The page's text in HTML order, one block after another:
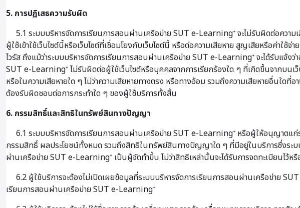
5. การปฏิเสธความรับผิด
5.1 ระบบบริหารจัดการเรียนการสอนผ่านเครือข่าย SUT e-Learning⁺ จะไม่รับผิดต่อความ
ผู้ใช้เข้าใช้เว็บไซต์นี้หรือเว็บไซต์ที่เชื่อมโยงกับเว็บไซต์นี้ หรือต่อความเสียหาย สูญเสียหรือค่าใ
ไวรัส ถึงแม้ว่าระบบบริหารจัดการเรียนการสอนผ่านเครือข่าย SUT e-Learning⁺ จะได้รับแจ้
SUT e-Learning⁺ ไม่รับผิดต่อผู้ใช้เว็บไซต์หรือบุคคลจากการเรียกร้องใด ๆ ที่เกิดขึ้นจากบนเ
หรือในความเสียหายใด ๆ ไม่ว่าความเสียหายทางตรง หรือทางอ้อม รวมถึงความเสียหายอื่นใด
ต้องรับผิดชอบต่อการกระทำใด ๆ ของผู้ใช้บริการทั้งสิ้น
6. กรรมสิทธิ์และสิทธิในทรัพย์สินทางปัญญา
6.1 ระบบบริหารจัดการเรียนการสอนผ่านเครือข่าย SUT e-Learning⁺ หรือผู้ให้อนุญาตแ
กรรมสิทธิ์ ผลประโยชน์ทั้งหมด รวมถึงสิทธิในทรัพย์สินทางปัญญาใด ๆ ที่มีอยู่ในบริการซึ่งระ
ผ่านเครือข่าย SUT e-Learning⁺ เป็นผู้จัดทำขึ้น ไม่ว่าสิทธิเหล่านั้นจะได้รับการจดทะเบียนไว้ห
6.2 ผู้ใช้บริการจะต้องไม่เปิดเผยข้อมูลที่ระบบบริหารจัดการเรียนการสอนผ่านเครือข่าย
เรียนการสอนผ่านเครือข่าย SUT e-Learning⁺